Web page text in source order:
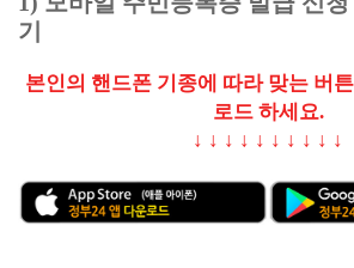
기
본인의 핸드폰 기종에 따라 맞는 버
로드 하세요.
↓ ↓ ↓ ↓ ↓ ↓ ↓ ↓ ↓ ↓